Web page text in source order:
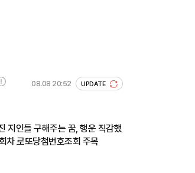
08.08 20:52 UPDATE
지인들 구해주는 꿈, 행운 직감했
차 로또당첨번호조회 주목